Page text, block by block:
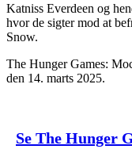
Katniss Everdeen og
hvor de sigter mod at
Snow.
The Hunger Games:
den 14. marts 2025.
Se The Hunger